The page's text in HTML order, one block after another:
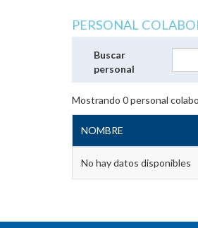
PERSONAL
Buscar
personal
Mostrando 0personal
NOMBRE
No hay datos disponibles